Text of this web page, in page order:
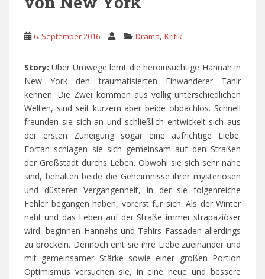
6. September 2016 Drama, Kritik
Story:Über Umwege lernt die heroinsüchtige Hannah in
New York den traumatisierten Einwanderer Tahir
kennen. Die Zwei kommen aus völlig unterschiedlichen
Welten, sind seit kurzem aber beide obdachlos. Schnell
freunden sie sich an und schließlich entwickelt sich aus
der ersten Zuneigung sogar eine aufrichtige Liebe.
Fortan schlagen sie sich gemeinsam auf den Straßen
der Großstadt durchs Leben. Obwohl sie sich sehr nahe
sind, behalten beide die Geheimnisse ihrer mysteriösen
und düsteren Vergangenheit, in der sie folgenreiche
Fehler begangen haben, vorerst für sich. Als der Winter
naht und das Leben auf der Straße immer strapaziöser
wird, beginnen Hannahs und Tahirs Fassaden allerdings
zu bröckeln. Dennoch eint sie ihre Liebe zueinander und
mit gemeinsamer Stärke sowie einer großen Portion
Optimismus versuchen sie, in eine neue und bessere